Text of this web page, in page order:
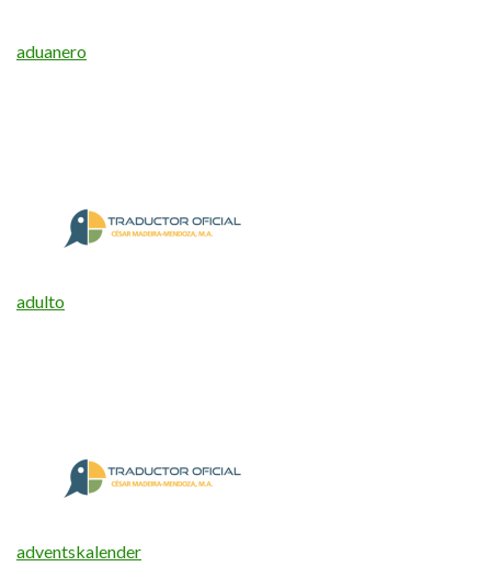
aduanero
adulto
adventskalender